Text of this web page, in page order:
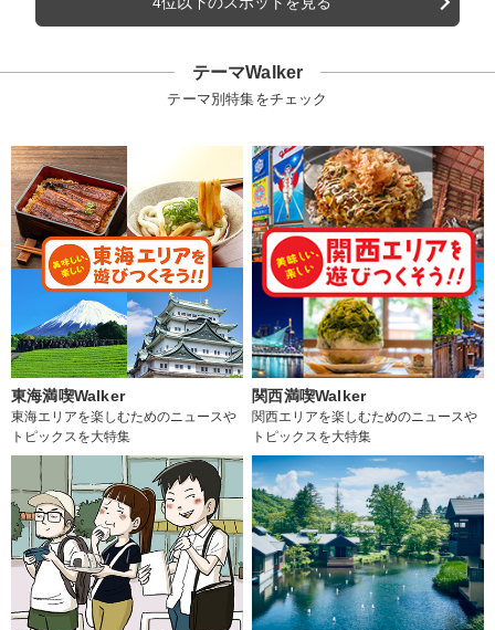
テーマWalker
テーマ別特集をチェック
東海満喫Walker
東海エリアを楽しむためのニュースや
トピックスを大特集
関西満喫Walker
関西エリアを楽しむためのニュースや
トピックスを大特集